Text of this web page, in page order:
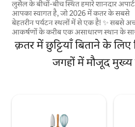
लुसैल के बीचों-बीच स्थित हमारे शानदार
आपका स्वागत है, जो 2026 में कतर के सबसे
बेहतरीन पर्यटन स्थलों में से एक है! ✨ सबसे
आकर्षणों के करीब एक असाधारण स्थान के
लुसेल वाटरफ़्रंट के लुभावने दृश्य का आनंद लें: •
वैंडम मॉल, लुसील बुलेवार्ड और विंटर वंडरलैंड से
अंतरराष्ट्रीय हवाई अड्डे से केवल 25 मिनट की
क़तर में छुट्टियाँ बिताने के
जगहों में मौजूद मुख्य